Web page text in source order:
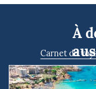
À
Carnet de